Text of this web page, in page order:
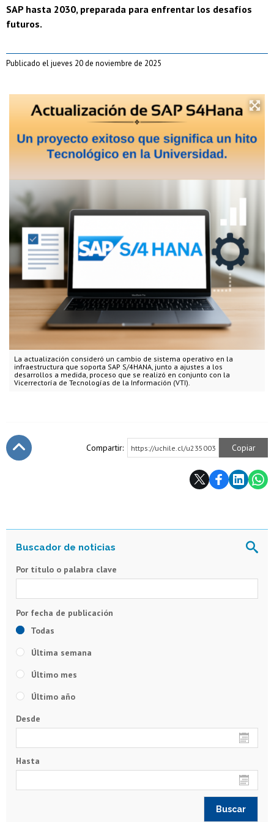
La actualización consideró un cambio de sistema operativo en la
infraestructura que soporta SAP S/4HANA, junto a ajustes a los
desarrollos a medida, proceso que se realizó en conjunto con la
Vicerrectoría de Tecnologías de la Información (VTI).
SAP hasta 2030, preparada para enfrentar los desafíos
futuros.
Publicado el jueves 20 de noviembre de 2025
Compartir: https://uchile.cl/u235003 Copiar
Por título o palabra clave
Todas
Última semana
Último mes
Último año
Desde
Hasta